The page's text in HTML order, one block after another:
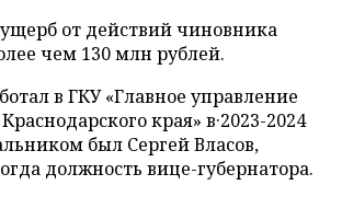
от действий чиновника
чем 130 млн рублей.
в ГКУ «Главное управление
края» в·2023-2024
был Сергей Власов,
должность вице-губернатора.